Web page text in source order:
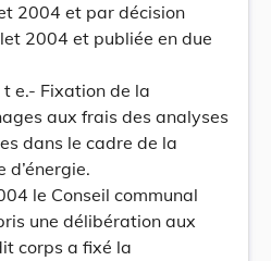
2004 et par décision
2004 et publiée en due
t e.- Fixation de la
aux frais des analyses
dans le cadre de la
d’énergie.
le Conseil communal
une délibération aux
corps a fixé la